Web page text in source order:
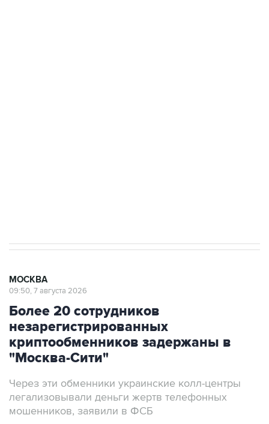
МОСКВА
09:50, 7 августа 2026
Более 20 сотрудников
незарегистрированных
криптообменников задержаны в
"Москва-Сити"
Через эти обменники украинские колл-центры
легализовывали деньги жертв телефонных
мошенников, заявили в ФСБ